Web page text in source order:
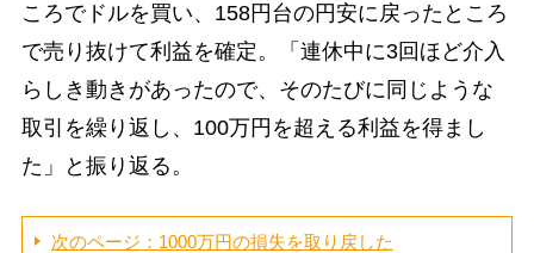
ころでドルを買い、158円台の円安に戻ったところ
で売り抜けて利益を確定。「連休中に3回ほど介入
らしき動きがあったので、そのたびに同じような
取引を繰り返し、100万円を超える利益を得まし
た」と振り返る。
次のページ：1000万円の損失を取り戻した